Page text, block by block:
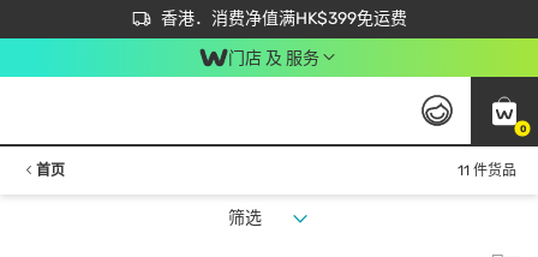
香港．消费净值满HK$399免运费
立即成为易赏钱会员尽享独家优惠
首次APP下单买满$450 输入 NEWAPP 即减$50
门店 及 服务
0
首页 11 件货品
筛选